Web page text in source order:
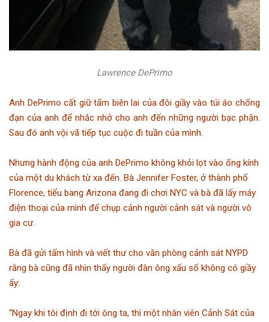
Lawrence DePrimo
Anh DePrimo cất giữ tấm biên lai của đôi giầy vào túi áo chống
đạn của anh để nhắc nhở cho anh đến những người bạc phận.
Sau đó anh vội vã tiếp tục cuộc đi tuần của mình.
Nhưng hành động của anh DePrimo không khỏi lọt vào ống kính
của một du khách từ xa đến. Bà Jennifer Foster, ở thành phố
Florence, tiểu bang Arizona đang đi chơi NYC và bà đã lấy máy
điện thoại của mình để chụp cảnh người cảnh sát và người vô
gia cư.
Bà đã gửi tấm hình và viết thư cho văn phòng cảnh sát NYPD
rằng bà cũng đã nhìn thấy người đàn ông xấu số không có giầy
ấy:
“Ngay khi tôi định đi tới ông ta, thì một nhân viên Cảnh Sát của